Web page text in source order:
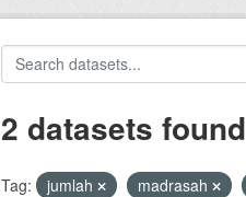
2 datasets found
Tag: jumlah madrasah